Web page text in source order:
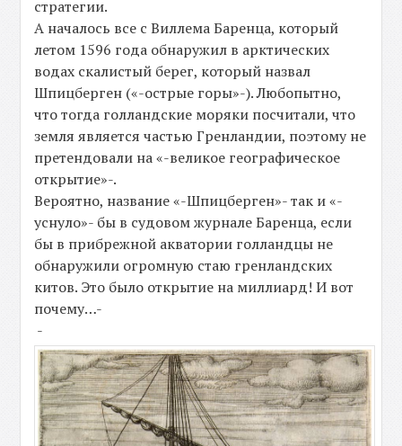
стратегии.
А началось все с Виллема Баренца, который
летом 1596 года обнаружил в арктических
водах скалистый берег, который назвал
Шпицберген («-острые горы»-). Любопытно,
что тогда голландские моряки посчитали, что
земля является частью Гренландии, поэтому не
претендовали на «-великое географическое
открытие»-.
Вероятно, название «-Шпицберген»- так и «-
уснуло»- бы в судовом журнале Баренца, если
бы в прибрежной акватории голландцы не
обнаружили огромную стаю гренландских
китов. Это было открытие на миллиард! И вот
почему…-
-